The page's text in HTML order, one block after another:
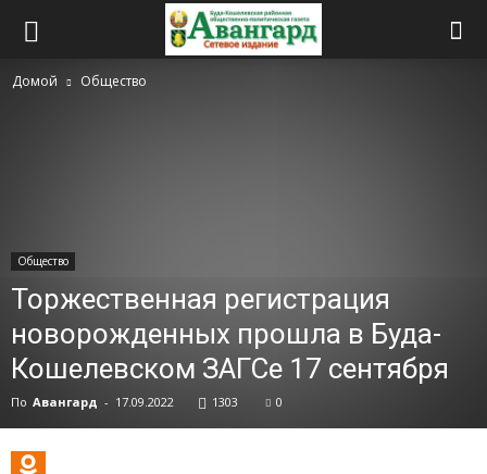
Домой Общество
Общество
Торжественная регистрация
новорожденных прошла в Буда-
Кошелевском ЗАГСе 17 сентября
По Авангард - 17.09.2022 1303 0